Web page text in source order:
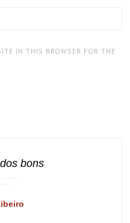
IN THIS BROWSER FOR THE
bons